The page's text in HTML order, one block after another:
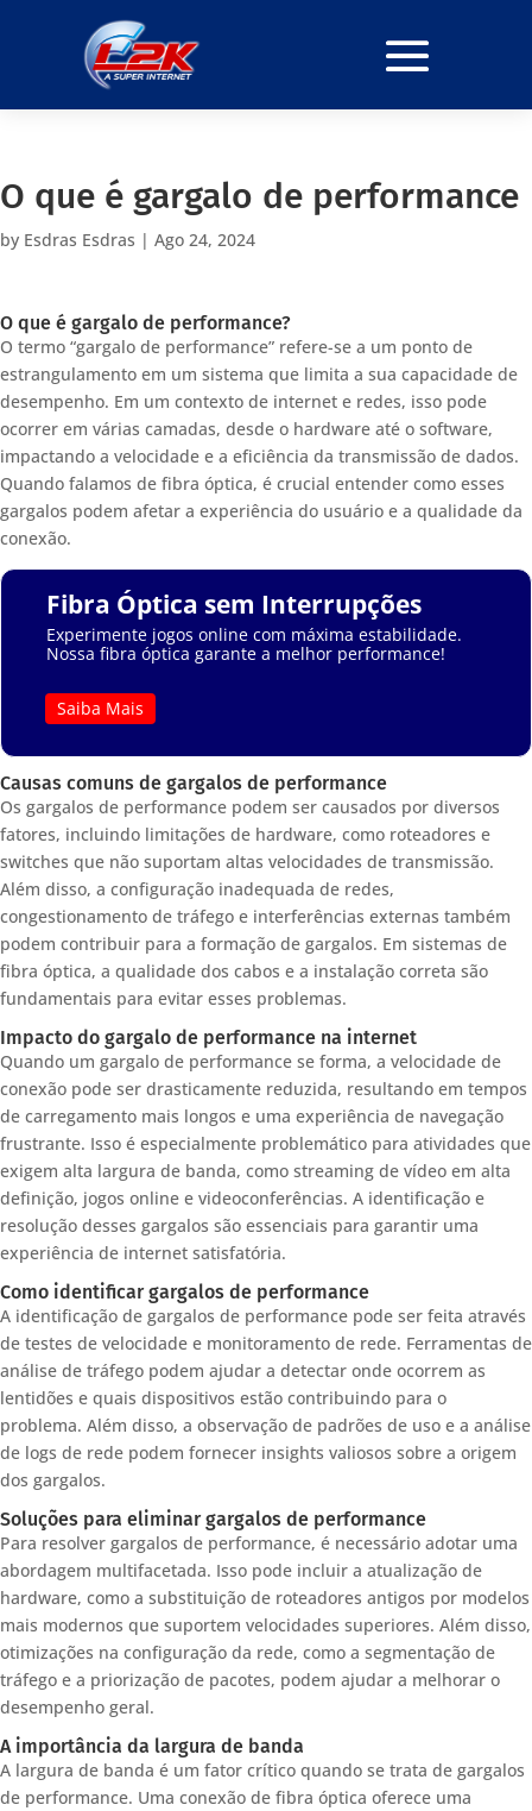
O que é gargalo de performance
by Esdras Esdras | Ago 24, 2024
O que é gargalo de performance?
O termo “gargalo de performance” refere-se a um ponto de
estrangulamento em um sistema que limita a sua capacidade de
desempenho. Em um contexto de internet e redes, isso pode
ocorrer em várias camadas, desde o hardware até o software,
impactando a velocidade e a eficiência da transmissão de dados.
Quando falamos de fibra óptica, é crucial entender como esses
gargalos podem afetar a experiência do usuário e a qualidade da
conexão.
Fibra Óptica sem Interrupções
Experimente jogos online com máxima estabilidade.
Nossa fibra óptica garante a melhor performance!
Saiba Mais
Causas comuns de gargalos de performance
Os gargalos de performance podem ser causados por diversos
fatores, incluindo limitações de hardware, como roteadores e
switches que não suportam altas velocidades de transmissão.
Além disso, a configuração inadequada de redes,
congestionamento de tráfego e interferências externas também
podem contribuir para a formação de gargalos. Em sistemas de
fibra óptica, a qualidade dos cabos e a instalação correta são
fundamentais para evitar esses problemas.
Impacto do gargalo de performance na internet
Quando um gargalo de performance se forma, a velocidade de
conexão pode ser drasticamente reduzida, resultando em tempos
de carregamento mais longos e uma experiência de navegação
frustrante. Isso é especialmente problemático para atividades que
exigem alta largura de banda, como streaming de vídeo em alta
definição, jogos online e videoconferências. A identificação e
resolução desses gargalos são essenciais para garantir uma
experiência de internet satisfatória.
Como identificar gargalos de performance
A identificação de gargalos de performance pode ser feita através
de testes de velocidade e monitoramento de rede. Ferramentas de
análise de tráfego podem ajudar a detectar onde ocorrem as
lentidões e quais dispositivos estão contribuindo para o
problema. Além disso, a observação de padrões de uso e a análise
de logs de rede podem fornecer insights valiosos sobre a origem
dos gargalos.
Soluções para eliminar gargalos de performance
Para resolver gargalos de performance, é necessário adotar uma
abordagem multifacetada. Isso pode incluir a atualização de
hardware, como a substituição de roteadores antigos por modelos
mais modernos que suportem velocidades superiores. Além disso,
otimizações na configuração da rede, como a segmentação de
tráfego e a priorização de pacotes, podem ajudar a melhorar o
desempenho geral.
A importância da largura de banda
A largura de banda é um fator crítico quando se trata de gargalos
de performance. Uma conexão de fibra óptica oferece uma